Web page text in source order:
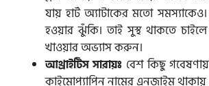
যায় হার্ট অ্যাটাকের মতো
হওয়ার ঝুঁকি। তাই সুস্থ থাকতে
খাওয়ার অভ্যাস করুন।
আথ্রাইটিস সারায়ঃ বেশ কিছু